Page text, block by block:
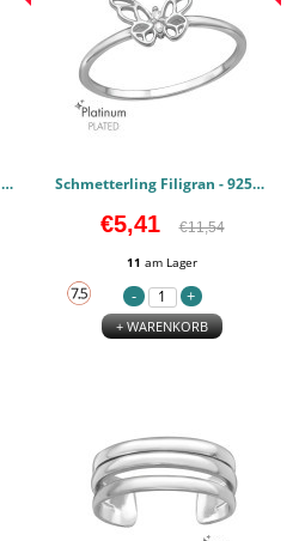
Vogel &Amp; Blume - 925er Sterling Silber Zirkonia Ringe PCJW47135 Schmetterling Filigran - 925er Sterling Silber Zirkonia Ringe PCJW47134
€5,41 €11,54
11 am Lager
+ WARENKORB